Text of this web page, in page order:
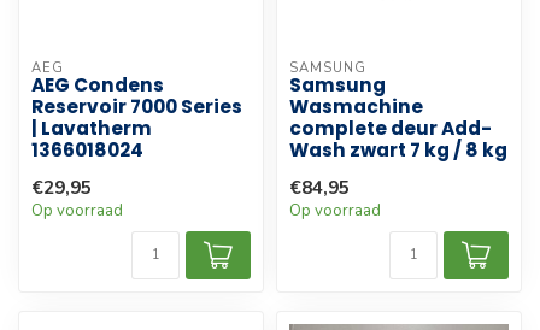
AEG
AEG Condens
Reservoir 7000 Series
| Lavatherm
1366018024
€29,95
Op voorraad
SAMSUNG
Samsung
Wasmachine
complete deur Add-
Wash zwart 7 kg / 8 kg
€84,95
Op voorraad